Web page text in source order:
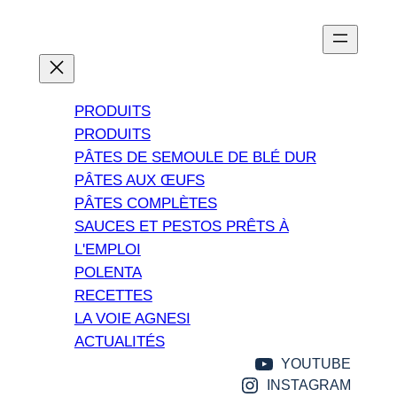
contenu
PRODUITS
PRODUITS
PÂTES DE SEMOULE DE BLÉ DUR
PÂTES AUX ŒUFS
PÂTES COMPLÈTES
SAUCES ET PESTOS PRÊTS À
L'EMPLOI
POLENTA
RECETTES
LA VOIE AGNESI
ACTUALITÉS
YOUTUBE
INSTAGRAM